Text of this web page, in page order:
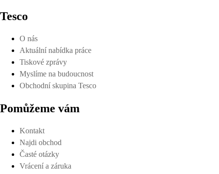
Tesco
O nás
Aktuální nabídka práce
Tiskové zprávy
Myslíme na budoucnost
Obchodní skupina Tesco
Pomůžeme vám
Kontakt
Najdi obchod
Časté otázky
Vrácení a záruka